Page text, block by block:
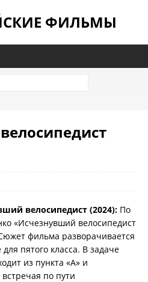
ФИЛЬМЫ
велосипедист (2024): По
«Исчезнувший велосипедист
фильма разворачивается
пятого класса. В задаче
из пункта «А» и
по пути